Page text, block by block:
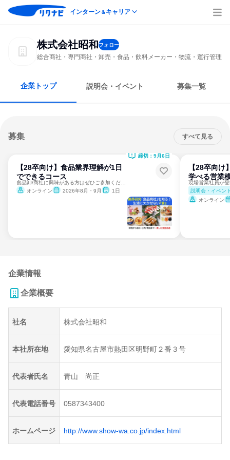
インターン＆キャリア
株式会社昭和 フォロー
総合商社・専門商社・卸売・食品・飲料メーカー・物流・運行管理
企業トップ 説明会・イベント 募集一覧
募集 すべて見る
【28卒向け】食品業界理解が1日
でできるコース
オンライン
2026年8月・9月 1日
締切：9月6日
【28卒向け
学べる営業
現場営業社員が
説明会・イベン
オンライン
企業情報
企業概要
社名 株式会社昭和
本社所在地 愛知県名古屋市熱田区明野町２番３号
代表者氏名 青山 尚正
代表電話番号 0587343400
ホームページ http://www.show-wa.co.jp/index.html